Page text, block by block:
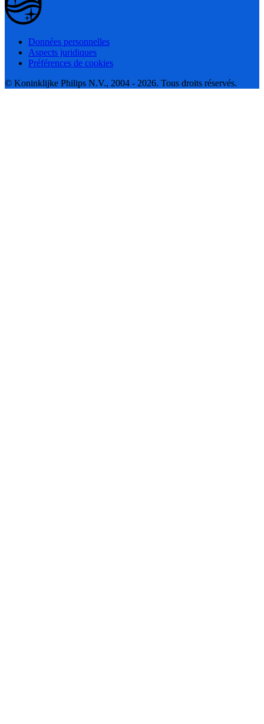
Données personnelles
Aspects juridiques
Préférences de cookies
© Koninklijke Philips N.V., 2004 - 2026. Tous droits réservés.